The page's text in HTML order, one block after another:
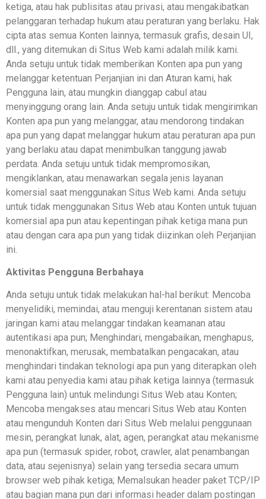
ketiga, atau hak publisitas atau privasi, atau mengakibatkan
pelanggaran terhadap hukum atau peraturan yang berlaku. Hak
cipta atas semua Konten lainnya, termasuk grafis, desain UI,
dll., yang ditemukan di Situs Web kami adalah milik kami.
Anda setuju untuk tidak memberikan Konten apa pun yang
melanggar ketentuan Perjanjian ini dan Aturan kami, hak
Pengguna lain, atau mungkin dianggap cabul atau
menyinggung orang lain. Anda setuju untuk tidak mengirimkan
Konten apa pun yang melanggar, atau mendorong tindakan
apa pun yang dapat melanggar hukum atau peraturan apa pun
yang berlaku atau dapat menimbulkan tanggung jawab
perdata. Anda setuju untuk tidak mempromosikan,
mengiklankan, atau menawarkan segala jenis layanan
komersial saat menggunakan Situs Web kami. Anda setuju
untuk tidak menggunakan Situs Web atau Konten untuk tujuan
komersial apa pun atau kepentingan pihak ketiga mana pun
atau dengan cara apa pun yang tidak diizinkan oleh Perjanjian
ini.
Aktivitas Pengguna Berbahaya
Anda setuju untuk tidak melakukan hal-hal berikut: Mencoba
menyelidiki, memindai, atau menguji kerentanan sistem atau
jaringan kami atau melanggar tindakan keamanan atau
autentikasi apa pun; Menghindari, mengabaikan, menghapus,
menonaktifkan, merusak, membatalkan pengacakan, atau
menghindari tindakan teknologi apa pun yang diterapkan oleh
kami atau penyedia kami atau pihak ketiga lainnya (termasuk
Pengguna lain) untuk melindungi Situs Web atau Konten;
Mencoba mengakses atau mencari Situs Web atau Konten
atau mengunduh Konten dari Situs Web melalui penggunaan
mesin, perangkat lunak, alat, agen, perangkat atau mekanisme
apa pun (termasuk spider, robot, crawler, alat penambangan
data, atau sejenisnya) selain yang tersedia secara umum
browser web pihak ketiga; Memalsukan header paket TCP/IP
atau bagian mana pun dari informasi header dalam postingan